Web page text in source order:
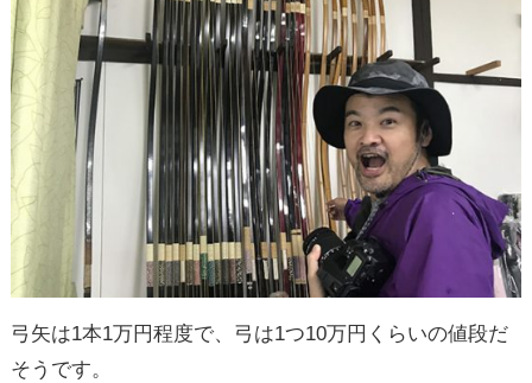
弓矢は1本1万円程度で、弓は1つ10万円くらいの値段だ
そうです。